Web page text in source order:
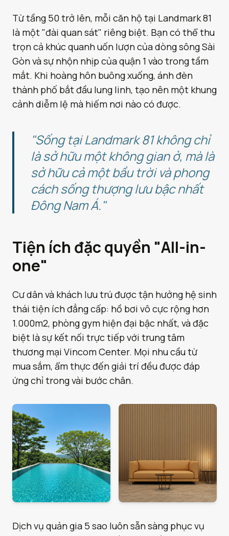
Từ tầng 50 trở lên, mỗi căn hộ tại Landmark 81
là một "đài quan sát" riêng biệt. Bạn có thể thu
trọn cả khúc quanh uốn lượn của dòng sông Sài
Gòn và sự nhộn nhịp của quận 1 vào trong tầm
mắt. Khi hoàng hôn buông xuống, ánh đèn
thành phố bắt đầu lung linh, tạo nên một khung
cảnh diễm lệ mà hiếm nơi nào có được.
"Sống tại Landmark 81 không chỉ
là sở hữu một không gian ở, mà là
sở hữu cả một bầu trời và phong
cách sống thượng lưu bậc nhất
Đông Nam Á."
Tiện ích đặc quyền "All-in-
one"
Cư dân và khách lưu trú được tận hưởng hệ sinh
thái tiện ích đẳng cấp: hồ bơi vô cực rộng hơn
1.000m2, phòng gym hiện đại bậc nhất, và đặc
biệt là sự kết nối trực tiếp với trung tâm
thương mại Vincom Center. Mọi nhu cầu từ
mua sắm, ẩm thực đến giải trí đều được đáp
ứng chỉ trong vài bước chân.
Dịch vụ quản gia 5 sao luôn sẵn sàng phục vụ